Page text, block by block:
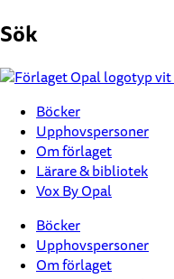
till
Sök
Böcker
Upphovspersoner
Om förlaget
Lärare & bibliotek
Vox By Opal
Böcker
Upphovspersoner
Om förlaget